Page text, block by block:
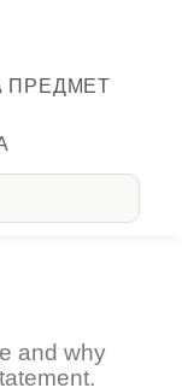
ПРЕДМЕТ
and why